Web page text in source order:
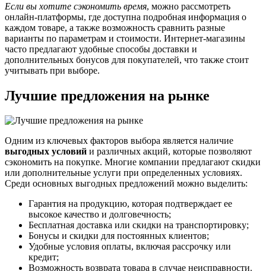
Если вы хотите сэкономить время, можно рассмотреть
онлайн-платформы, где доступна подробная информация о
каждом товаре, а также возможность сравнить разные
варианты по параметрам и стоимости. Интернет-магазины
часто предлагают удобные способы доставки и
дополнительных бонусов для покупателей, что также стоит
учитывать при выборе.
Лучшие предложения на рынке
Одним из ключевых факторов выбора является наличие
выгодных условий и различных акций, которые позволяют
сэкономить на покупке. Многие компании предлагают скидки
или дополнительные услуги при определенных условиях.
Среди основных выгодных предложений можно выделить:
Гарантия на продукцию, которая подтверждает ее
высокое качество и долговечность;
Бесплатная доставка или скидки на транспортировку;
Бонусы и скидки для постоянных клиентов;
Удобные условия оплаты, включая рассрочку или
кредит;
Возможность возврата товара в случае неисправности.